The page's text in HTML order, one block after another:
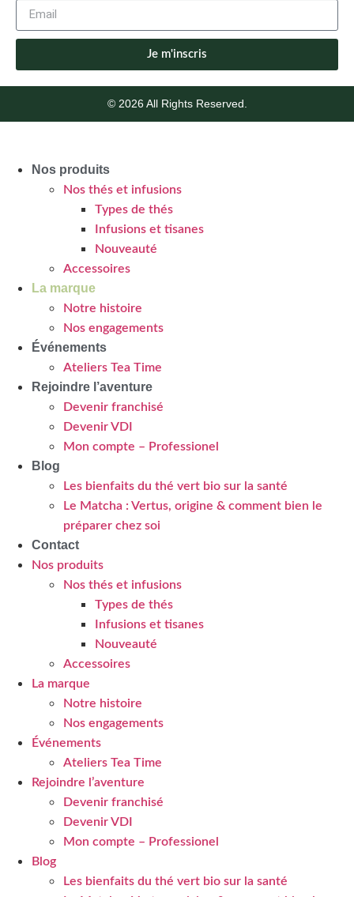
Je m'inscris
© 2026 All Rights Reserved.
Nos produits
Nos thés et infusions
Types de thés
Infusions et tisanes
Nouveauté
Accessoires
La marque
Notre histoire
Nos engagements
Événements
Ateliers Tea Time
Rejoindre l’aventure
Devenir franchisé
Devenir VDI
Mon compte – Professionel
Blog
Les bienfaits du thé vert bio sur la santé
Le Matcha : Vertus, origine & comment bien le
préparer chez soi
Contact
Nos produits
Nos thés et infusions
Types de thés
Infusions et tisanes
Nouveauté
Accessoires
La marque
Notre histoire
Nos engagements
Événements
Ateliers Tea Time
Rejoindre l’aventure
Devenir franchisé
Devenir VDI
Mon compte – Professionel
Blog
Les bienfaits du thé vert bio sur la santé